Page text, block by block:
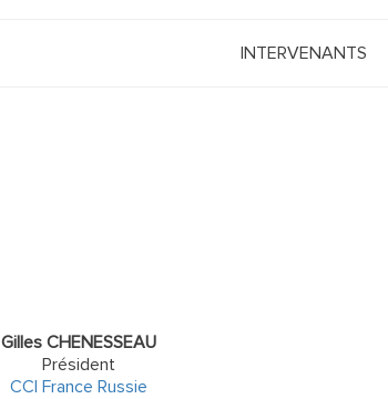
INTERVENANTS
Gilles CHENESSEAU
Président
CCI France Russie